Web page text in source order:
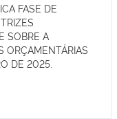
FASE DE
SOBRE A
ORÇAMENTÁRIAS
DE 2025.